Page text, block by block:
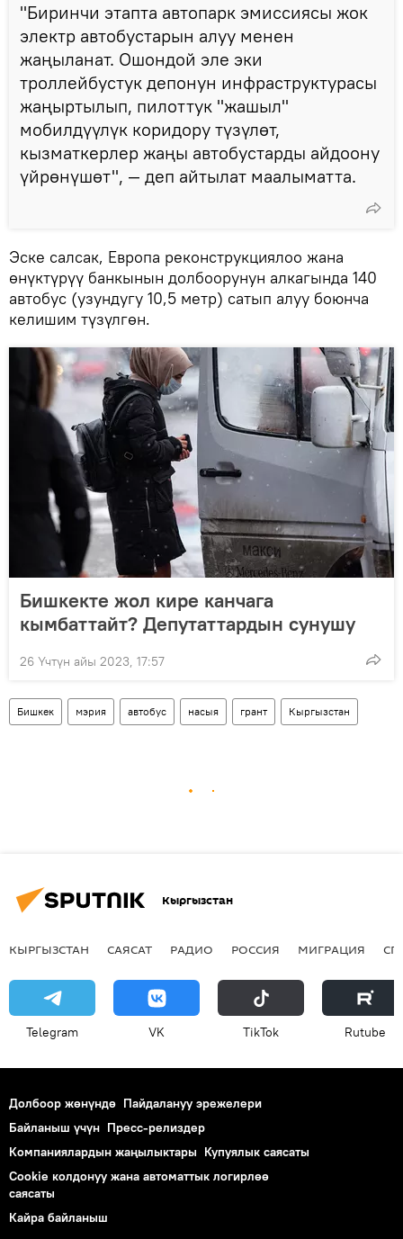
"Биринчи этапта автопарк эмиссиясы жок
электр автобустарын алуу менен
жаңыланат. Ошондой эле эки
троллейбустук депонун инфраструктурасы
жаңыртылып, пилоттук "жашыл"
мобилдүүлүк коридору түзүлөт,
кызматкерлер жаңы автобустарды айдоону
үйрөнүшөт", — деп айтылат маалыматта.
Эске салсак, Европа реконструкциялоо жана
өнүктүрүү банкынын долбоорунун алкагында 140
автобус (узундугу 10,5 метр) сатып алуу боюнча
келишим түзүлгөн.
Бишкекте жол кире канчага
кымбаттайт? Депутаттардын сунушу
26 Үчтүн айы 2023, 17:57
Бишкек мэрия автобус насыя грант Кыргызстан
Кыргызстан
КЫРГЫЗСТАН САЯСАТ РАДИО РОССИЯ МИГРАЦИЯ
Telegram VK ТikТоk Rutube
Долбоор жөнүндө Пайдалануу эрежелери
Байланыш үчүн Пресс-релиздер
Компаниялардын жаңылыктары Купуялык саясаты
Cookie колдонуу жана автоматтык логирлөө
саясаты
Кайра байланыш